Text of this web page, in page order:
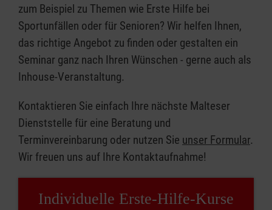
zum Beispiel zu Themen wie Erste Hilfe bei
Sportunfällen oder für Senioren? Wir helfen Ihnen,
das richtige Angebot zu finden oder gestalten ein
Seminar ganz nach Ihren Wünschen - gerne auch als
Inhouse-Veranstaltung.
Kontaktieren Sie einfach Ihre nächste Malteser
Dienststelle für eine Beratung und
Terminvereinbarung oder nutzen Sie unser Formular.
Wir freuen uns auf Ihre Kontaktaufnahme!
Individuelle Erste-Hilfe-Kurse